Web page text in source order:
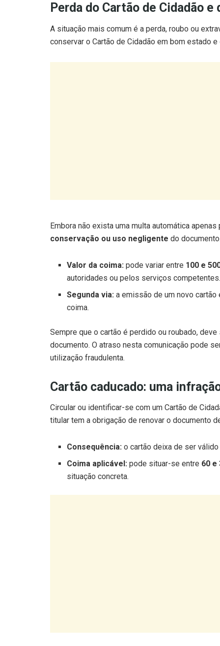
Perda do Cartão de Cidadão
A situação mais comum é a perda, roubo ou
conservar o Cartão de Cidadão em bom estado
Valor da coima: pode variar entre
Segunda via:a emissão de um novo cartão
Sempre que o cartão é perdido ou roubado,
utilização fraudulenta.
Cartão caducado: uma
Circular ou identificar-se com um Cartão de
Consequência:
Coima aplicável:pode situar-se entre60 e
autoridades.